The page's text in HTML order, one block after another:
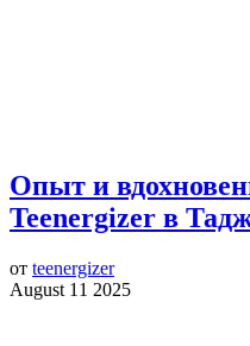
Опыт и
Teenergizer в
от teenergizer
August 11 2025